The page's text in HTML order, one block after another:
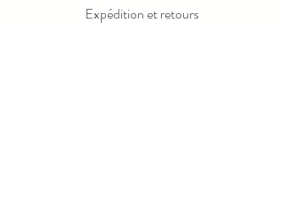
Expédition et retours